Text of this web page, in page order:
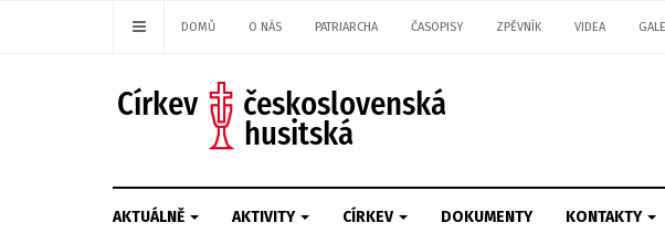
DOMŮ O NÁS PATRIARCHA ČASOPISY ZPĚVNÍK VIDEA
AKTUÁLNĚ AKTIVITY CÍRKEV DOKUMENTY KONTAKTY